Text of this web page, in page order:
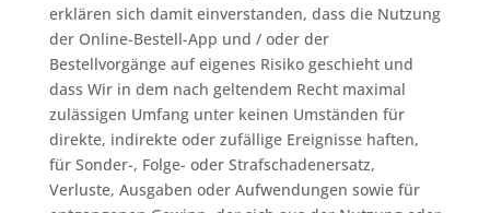
erklären sich damit einverstanden, dass die Nutzung
der Online-Bestell-App und / oder der
Bestellvorgänge auf eigenes Risiko geschieht und
dass Wir in dem nach geltendem Recht maximal
zulässigen Umfang unter keinen Umständen für
direkte, indirekte oder zufällige Ereignisse haften,
für Sonder-, Folge- oder Strafschadenersatz,
Verluste, Ausgaben oder Aufwendungen sowie für